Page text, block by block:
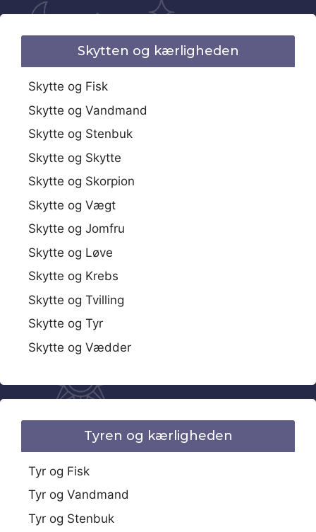
Skytten og kærligheden
Skytte og Fisk
Skytte og Vandmand
Skytte og Stenbuk
Skytte og Skytte
Skytte og Skorpion
Skytte og Vægt
Skytte og Jomfru
Skytte og Løve
Skytte og Krebs
Skytte og Tvilling
Skytte og Tyr
Skytte og Vædder
Tyren og kærligheden
Tyr og Fisk
Tyr og Vandmand
Tyr og Stenbuk